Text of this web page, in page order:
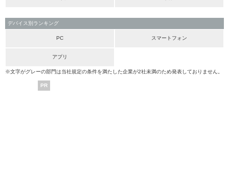
デバイス別ランキング
PC スマートフォン
アプリ
※文字がグレーの部門は当社規定の条件を満たした企業が2社未満のため発表しておりません。
PR